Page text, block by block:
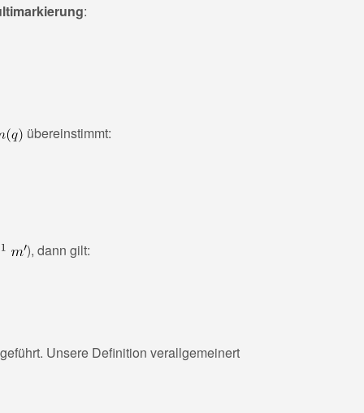
:
übereinstimmt:
), dann gilt:
Unsere Definition verallgemeinert